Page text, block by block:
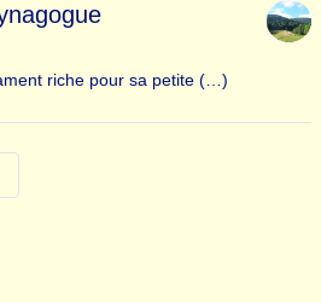
riche pour sa petite (…)